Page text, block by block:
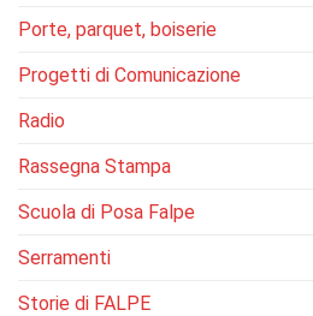
Porte, parquet, boiserie
Progetti di Comunicazione
Radio
Rassegna Stampa
Scuola di Posa Falpe
Serramenti
Storie di FALPE